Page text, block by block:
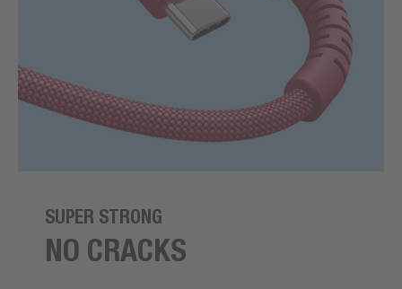
SUPER STRONG
NO CRACKS